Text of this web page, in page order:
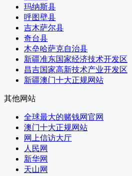
林草局
商务局
文化体育广播电视和旅游局
外办
审计局
国资委
应急管理局
市场监管局
民委
退役军人事务局
医保局
住房公积金管理中心
供销合作社
交易中心
人行全球最大的赌钱网官网分行
玛纳斯县
呼图壁县
吉木萨尔县
奇台县
木垒哈萨克自治县
新疆准东国家经济技术开发区
昌吉国家高新技术产业开发区
新疆澳门十大正规网站
其他网站
全球最大的赌钱网官网
澳门十大正规网站
网上信访大厅
人民网
新华网
天山网